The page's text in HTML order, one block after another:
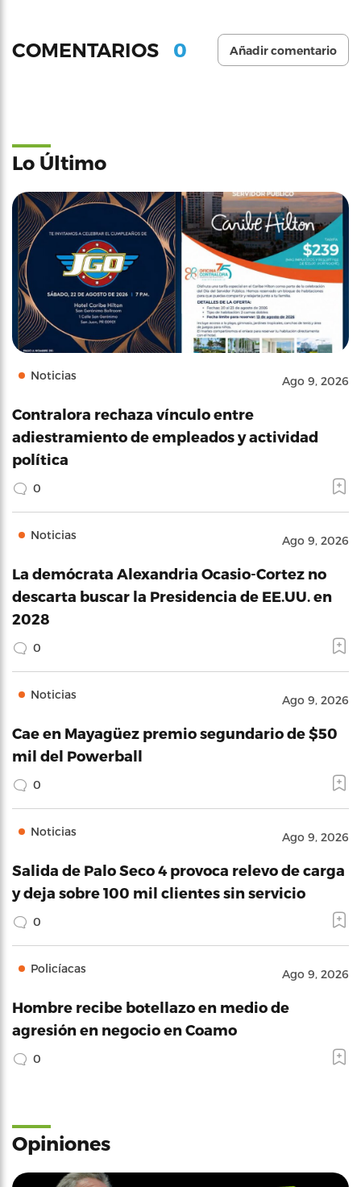
COMENTARIOS 0 Añadir comentario
Lo Último
Noticias Ago 9, 2026
Contralora rechaza vínculo entre
adiestramiento de empleados y actividad
política
0
Noticias Ago 9, 2026
La demócrata Alexandria Ocasio-Cortez no
descarta buscar la Presidencia de EE.UU. en
2028
0
Noticias Ago 9, 2026
Cae en Mayagüez premio segundario de $50
mil del Powerball
0
Noticias Ago 9, 2026
Salida de Palo Seco 4 provoca relevo de carga
y deja sobre 100 mil clientes sin servicio
0
Policíacas Ago 9, 2026
Hombre recibe botellazo en medio de
agresión en negocio en Coamo
0
Opiniones